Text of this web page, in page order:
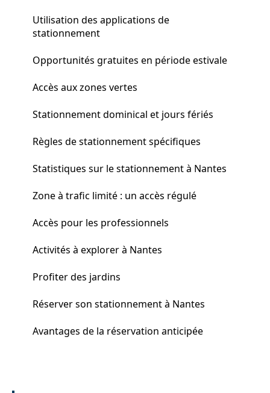
Utilisation des applications de
stationnement
Opportunités gratuites en période estivale
Accès aux zones vertes
Stationnement dominical et jours fériés
Règles de stationnement spécifiques
Statistiques sur le stationnement à Nantes
Zone à trafic limité : un accès régulé
Accès pour les professionnels
Activités à explorer à Nantes
Profiter des jardins
Réserver son stationnement à Nantes
Avantages de la réservation anticipée